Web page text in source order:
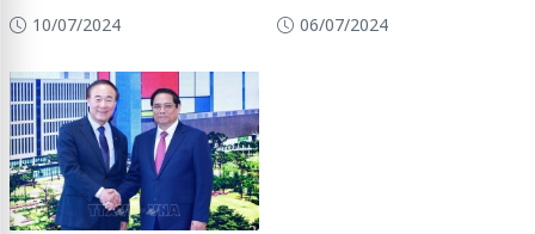
10/07/2024
06/07/2024